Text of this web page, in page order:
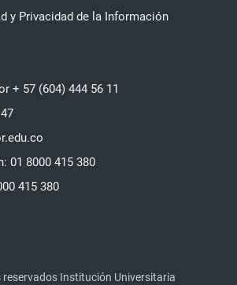
y Privacidad de la Información
+ 57 (604) 444 56 11
01 8000 415 380
415 380
Institución Universitaria